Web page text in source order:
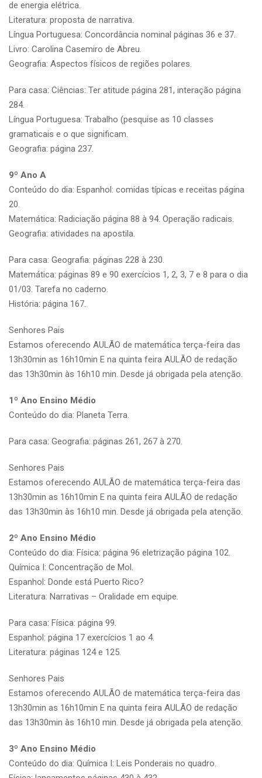
de energia elétrica.
Literatura: proposta de narrativa.
Língua Portuguesa: Concordância nominal páginas 36 e 37.
Livro: Carolina Casemiro de Abreu.
Geografia: Aspectos físicos de regiões polares.
Para casa: Ciências: Ter atitude página 281, interação página
284.
Língua Portuguesa: Trabalho (pesquise as 10 classes
gramaticais e o que significam.
Geografia: página 237.
9º Ano A
Conteúdo do dia: Espanhol: comidas típicas e receitas página
20.
Matemática: Radiciação página 88 à 94. Operação radicais.
Geografia: atividades na apostila.
Para casa: Geografia: páginas 228 à 230.
Matemática: páginas 89 e 90 exercícios 1, 2, 3, 7 e 8 para o dia
01/03. Tarefa no caderno.
História: página 167.
Senhores Pais
Estamos oferecendo AULÃO de matemática terça-feira das
13h30min as 16h10min E na quinta feira AULÃO de redação
das 13h30min às 16h10 min. Desde já obrigada pela atenção.
1º Ano Ensino Médio
Conteúdo do dia: Planeta Terra.
Para casa: Geografia: páginas 261, 267 à 270.
Senhores Pais
Estamos oferecendo AULÃO de matemática terça-feira das
13h30min as 16h10min E na quinta feira AULÃO de redação
das 13h30min às 16h10 min. Desde já obrigada pela atenção.
2º Ano Ensino Médio
Conteúdo do dia: Física: página 96 eletrização página 102.
Química I: Concentração de Mol.
Espanhol: Donde está Puerto Rico?
Literatura: Narrativas – Oralidade em equipe.
Para casa: Física: página 99.
Espanhol: página 17 exercícios 1 ao 4.
Literatura: páginas 124 e 125.
Senhores Pais
Estamos oferecendo AULÃO de matemática terça-feira das
13h30min as 16h10min E na quinta feira AULÃO de redação
das 13h30min às 16h10 min. Desde já obrigada pela atenção.
3º Ano Ensino Médio
Conteúdo do dia: Química I: Leis Ponderais no quadro.